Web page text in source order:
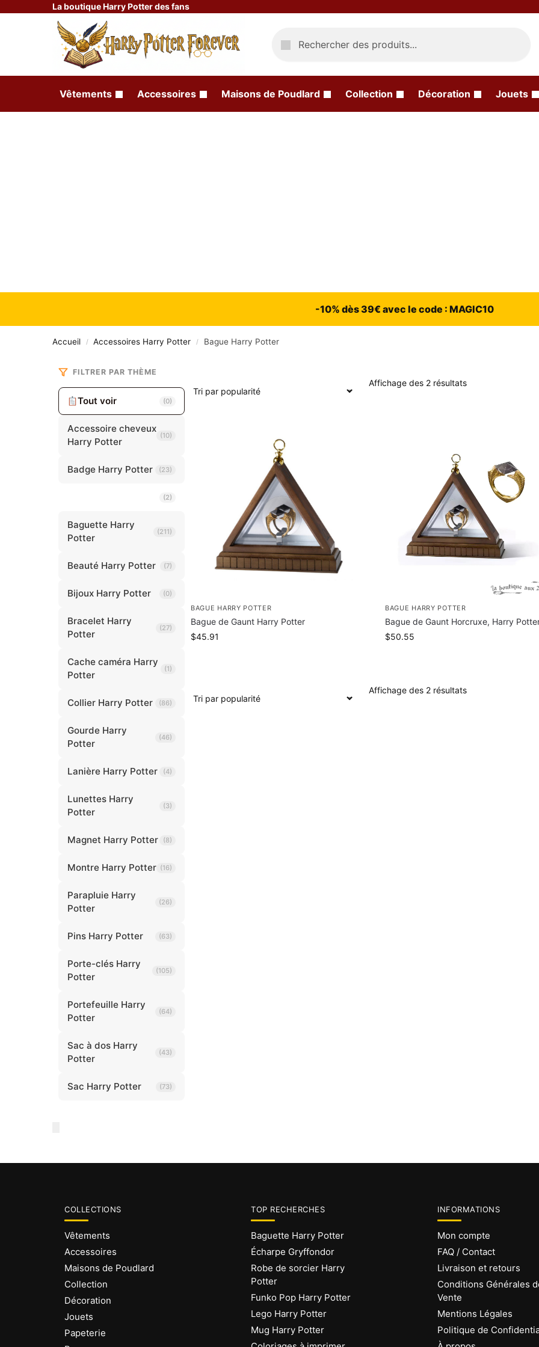
La boutique Harry Potter des fans
Vêtements Accessoires Maisons de Poudlard Collection Décoration Jouets
-10% dès 39€ avec le code : MAGIC10
Accueil / Accessoires Harry Potter / Bague Harry Potter
Affichage des 2 résultats
BAGUE HARRY POTTER
Bague de Gaunt Harry Potter
$45.91
BAGUE HARRY POTTER
Bague de Gaunt Horcruxe, Harry
$50.55
Affichage des 2 résultats
FILTRER PAR THÈME
Tout voir (0)
Accessoire cheveux
Harry Potter
(10)
Badge Harry Potter (23)
(2)
Baguette Harry
Potter
(211)
Beauté Harry Potter (7)
Bijoux Harry Potter (0)
Bracelet Harry
Potter
(27)
Cache caméra Harry
Potter
(1)
Collier Harry Potter (86)
Gourde Harry
Potter
(46)
Lanière Harry Potter (4)
Lunettes Harry
Potter
(3)
Magnet Harry Potter (8)
Montre Harry Potter (16)
Parapluie Harry
Potter
(26)
Pins Harry Potter (63)
Porte-clés Harry
Potter
(105)
Portefeuille Harry
Potter
(64)
Sac à dos Harry
Potter
(43)
Sac Harry Potter (73)
COLLECTIONS
Vêtements
Accessoires
Maisons de Poudlard
Collection
Décoration
Jouets
Papeterie
TOP RECHERCHES
Baguette Harry Potter
Écharpe Gryffondor
Robe de sorcier Harry
Potter
Funko Pop Harry Potter
Lego Harry Potter
Mug Harry Potter
INFORMATIONS
Mon compte
FAQ / Contact
Livraison et retours
Conditions Générales
Vente
Mentions Légales
Politique de